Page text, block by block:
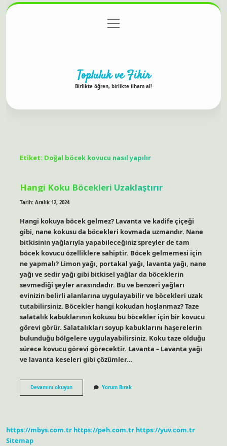
Gizlilik Politikası
menüyü
aç
Topluluk ve Fikir
Birlikte öğren, birlikte ilham al!
Etiket: Doğal böcek kovucu nasıl yapılır
Hangi Koku Böcekleri Uzaklaştırır
Tarih: Aralık 12, 2024
Hangi kokuya böcek gelmez? Lavanta ve kadife çiçeği
gibi, nane kokusu da böcekleri kovmada uzmandır. Nane
bitkisinin yağlarıyla yapabileceğiniz spreyler de tam
böcek kovucu özelliklere sahiptir. Böcek gelmemesi için
ne yapmalı? Limon yağı, portakal yağı, lavanta yağı, nane
yağı ve sedir yağı gibi bitkisel yağlar da böceklerin
sevmediği şeyler arasındadır. Bu ve benzeri yağları
evinizin belirli alanlarına uygulayabilir ve böcekleri uzak
tutabilirsiniz. Böcekler hangi kokudan hoşlanmaz? Taze
salatalık kabuklarının kokusu bu böcekler için bir kovucu
görevi görür. Salatalıkları soyup kabuklarını haşerelerin
bulunduğu bölgelere uygulayabilirsiniz. Koku taze olduğu
sürece kovucu görevi görecektir. Lavanta – Lavanta yağı
ve lavanta keseleri gibi çözümler…
Devamını okuyunHangi
Koku
Yorum Bırak
https://mbys.com.tr https://peh.com.tr https://yuv.com.tr
Sitemap